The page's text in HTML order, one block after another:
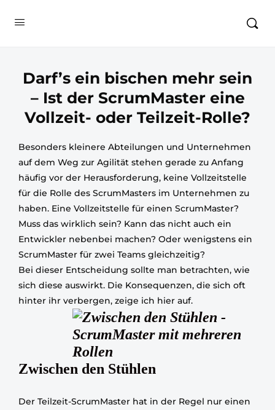
Darf’s ein bischen mehr sein
– Ist der ScrumMaster eine
Vollzeit- oder Teilzeit-Rolle?
Besonders kleinere Abteilungen und Unternehmen
auf dem Weg zur Agilität stehen gerade zu Anfang
häufig vor der Herausforderung, keine Vollzeitstelle
für die Rolle des ScrumMasters im Unternehmen zu
haben. Eine Vollzeitstelle für einen ScrumMaster?
Muss das wirklich sein? Kann das nicht auch ein
Entwickler nebenbei machen? Oder wenigstens ein
ScrumMaster für zwei Teams gleichzeitig?
Bei dieser Entscheidung sollte man betrachten, wie
sich diese auswirkt. Die Konsequenzen, die sich oft
hinter ihr verbergen, zeige ich hier auf.
Zwischen den Stühlen
Der Teilzeit-ScrumMaster hat in der Regel nur einen